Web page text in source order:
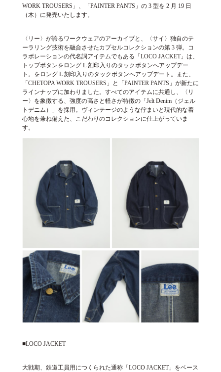
WORK TROUSERS」、「PAINTER PANTS」の 3 型を 2 月 19 日
（木）に発売いたします。
〈リー〉が誇るワークウェアのアーカイブと、〈サイ〉独自のテ
ーラリング技術を融合させたカプセルコレクションの第 3 弾。コ
ラボレーションの代名詞アイテムでもある「LOCO JACKET」は、
トップボタンをロング L 刻印入りのタックボタンへアップデー
ト。をロング L 刻印入りのタックボタンへアップデート。また、
「CHETOPA WORK TROUSERS」と「PAINTER PANTS」が新たに
ラインナップに加わりました。すべてのアイテムに共通し、〈リ
ー〉を象徴する、強度の高さと軽さが特徴の「Jelt Denim（ジェル
トデニム）」を採用。ヴィンテージのような佇まいと現代的な着
心地を兼ね備えた、こだわりのコレクションに仕上がっていま
す。
■LOCO JACKET
大戦期、鉄道工員用につくられた通称「LOCO JACKET」をベース